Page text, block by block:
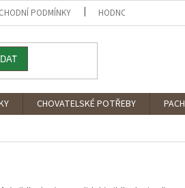
PODMÍNKY HODNOCENÍ OBCHODU
CHOVATELSKÉ POTŘEBY